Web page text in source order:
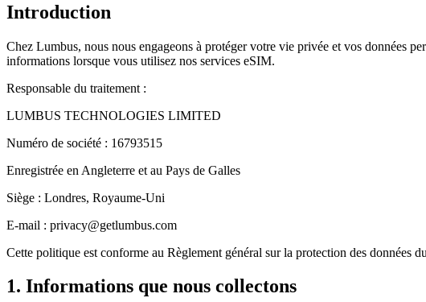
Introduction
Chez Lumbus, nous nous engageons à protéger votre vie privée et vos données
informations lorsque vous utilisez nos services eSIM.
Responsable du traitement :
LUMBUS TECHNOLOGIES LIMITED
Numéro de société : 16793515
Enregistrée en Angleterre et au Pays de Galles
Siège : Londres, Royaume-Uni
E-mail : privacy@getlumbus.com
Cette politique est conforme au Règlement général sur la protection des
1. Informations que nous collectons